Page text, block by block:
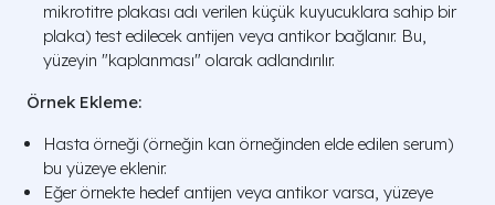
mikrotitre plakası adı verilen küçük kuyucuklara sahip bir
plaka) test edilecek antijen veya antikor bağlanır. Bu,
yüzeyin "kaplanması" olarak adlandırılır.
Örnek Ekleme:
Hasta örneği (örneğin kan örneğinden elde edilen serum)
bu yüzeye eklenir.
Eğer örnekte hedef antijen veya antikor varsa, yüzeye